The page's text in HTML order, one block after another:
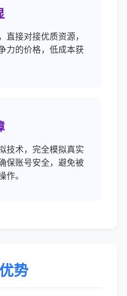
直接对接优质资源，
力的价格，低成本获
技术，完全模拟真实
保账号安全，避免被
作。
势